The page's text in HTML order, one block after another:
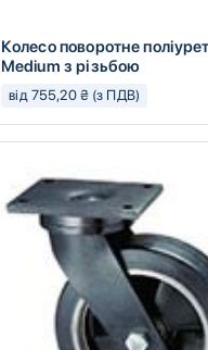
Колесо поворотне
Medium з різьбою
від 755,20 ₴ (з ПДВ)